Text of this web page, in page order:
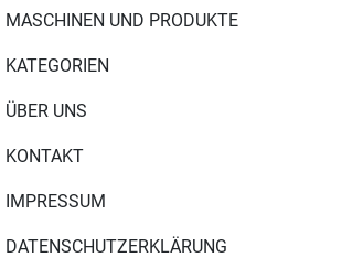
MASCHINEN UND PRODUKTE
KATEGORIEN
ÜBER UNS
KONTAKT
IMPRESSUM
DATENSCHUTZERKLÄRUNG